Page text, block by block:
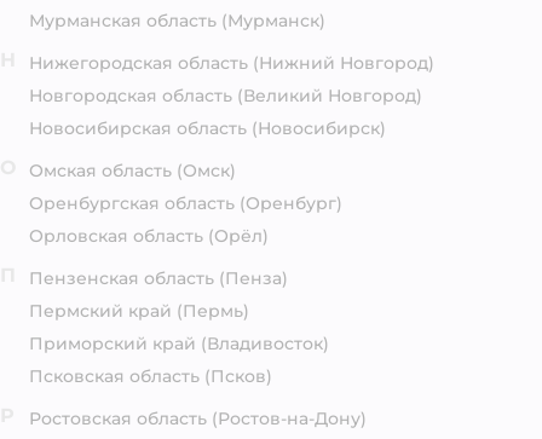
Мурманская область (Мурманск)
Нижегородская область (Нижний Новгород)
Новгородская область (Великий Новгород)
Новосибирская область (Новосибирск)
Омская область (Омск)
Оренбургская область (Оренбург)
Орловская область (Орёл)
Пензенская область (Пенза)
Пермский край (Пермь)
Приморский край (Владивосток)
Псковская область (Псков)
Ростовская область (Ростов-на-Дону)